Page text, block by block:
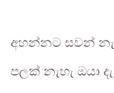
අහන්නට සවන්
පලක් නැහැ ඔයා